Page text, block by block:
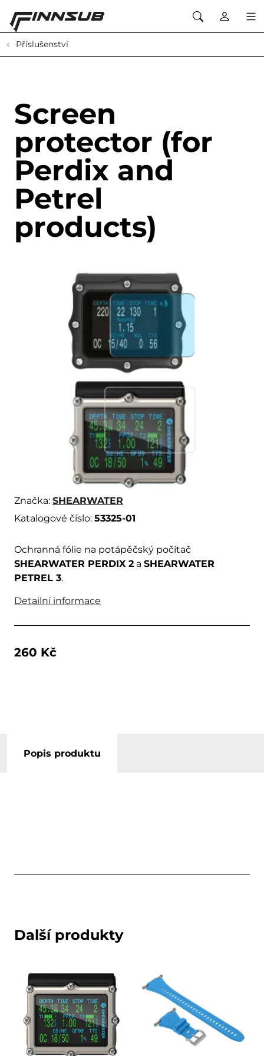
Příslušenství
Screen
protector (for
Perdix and
Petrel
products)
Značka: SHEARWATER
Katalogové číslo: 53325-01
Ochranná fólie na potápěčský počítač
SHEARWATER PERDIX 2 a SHEARWATER
PETREL 3.
Detailní informace
260 Kč
Popis produktu
Další produkty